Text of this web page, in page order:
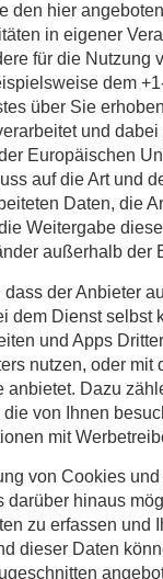
den hier
in eigener
für die Nutzung
dem
über Sie
und
Europäischen
auf die Art und
Daten, die
Weitergabe
außerhalb der
der Anbieter
dem Dienst selbst
und Apps
nutzen, oder mit
anbietet. Dazu
die von Ihnen
mit
von Cookies
darüber hinaus
zu erfassen und
dieser Daten